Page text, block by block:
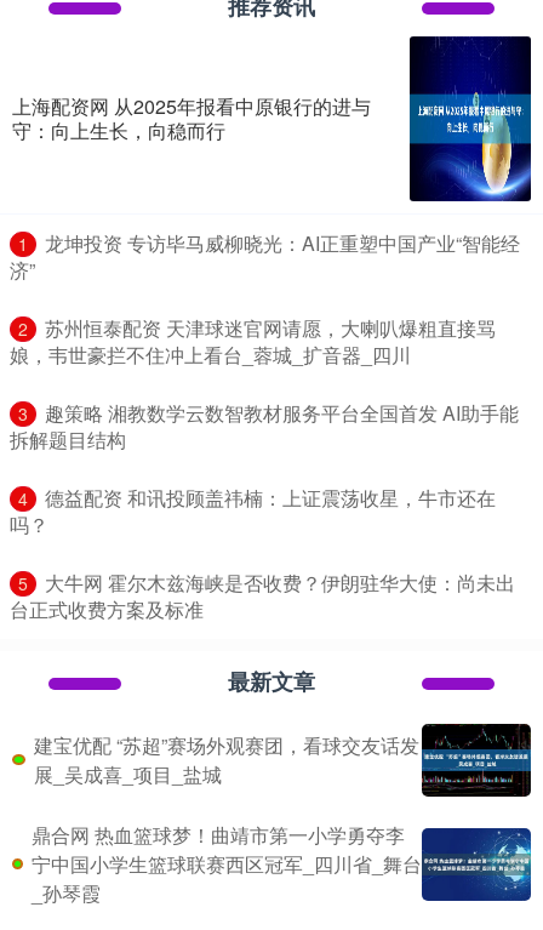
上海配资网 从2025年报看中原银行的进与
守：向上生长，向稳而行
1
​龙坤投资 专访毕马威柳晓光：AI正重塑中国产业“智能经
济”
2
​苏州恒泰配资 天津球迷官网请愿，大喇叭爆粗直接骂
娘，韦世豪拦不住冲上看台_蓉城_扩音器_四川
3
​趣策略 湘教数学云数智教材服务平台全国首发 AI助手能
拆解题目结构
4
​德益配资 和讯投顾盖祎楠：上证震荡收星，牛市还在
吗？
5
​大牛网 霍尔木兹海峡是否收费？伊朗驻华大使：尚未出
台正式收费方案及标准
最新文章
建宝优配 “苏超”赛场外观赛团，看球交友话发
展_吴成喜_项目_盐城
鼎合网 热血篮球梦！曲靖市第一小学勇夺李
宁中国小学生篮球联赛西区冠军_四川省_舞台
_孙琴霞